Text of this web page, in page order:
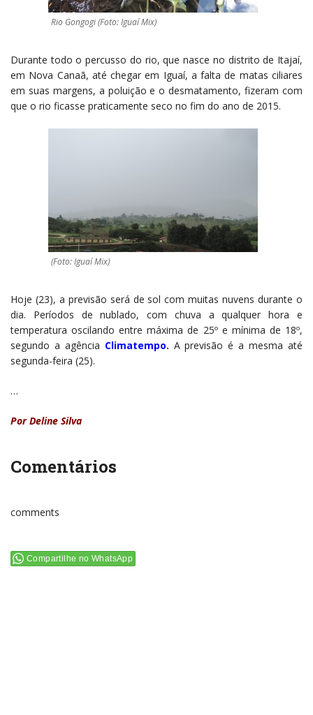
Rio Gongogi (Foto: Iguaí Mix)
Durante todo o percusso do rio, que nasce no distrito de Itajaí,
em Nova Canaã, até chegar em Iguaí, a falta de matas ciliares
em suas margens, a poluição e o desmatamento, fizeram com
que o rio ficasse praticamente seco no fim do ano de 2015.
(Foto: Iguaí Mix)
Hoje (23), a previsão será de sol com muitas nuvens durante o
dia. Períodos de nublado, com chuva a qualquer hora e
temperatura oscilando entre máxima de 25º e mínima de 18º,
segundo a agência Climatempo. A previsão é a mesma até
segunda-feira (25).
…
Por Deline Silva
Comentários
comments
Compartilhe no WhatsApp